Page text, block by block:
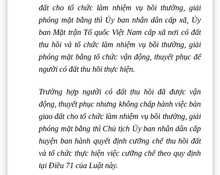
đất cho tổ chức làm nhiệm vụ bồi thường, giải
phóng mặt bằng thì Ủy ban nhân dân cấp xã, Ủy
ban Mặt trận Tổ quốc Việt Nam cấp xã nơi có đất
thu hồi và tổ chức làm nhiệm vụ bồi thường, giải
phóng mặt bằng tổ chức vận động, thuyết phục để
người có đất thu hồi thực hiện.
Trường hợp người có đất thu hồi đã được vận
động, thuyết phục nhưng không chấp hành việc bàn
giao đất cho tổ chức làm nhiệm vụ bồi thường, giải
phóng mặt bằng thì Chủ tịch Ủy ban nhân dân cấp
huyện ban hành quyết định cưỡng chế thu hồi đất
và tổ chức thực hiện việc cưỡng chế theo quy định
tại Điều 71 của Luật này.